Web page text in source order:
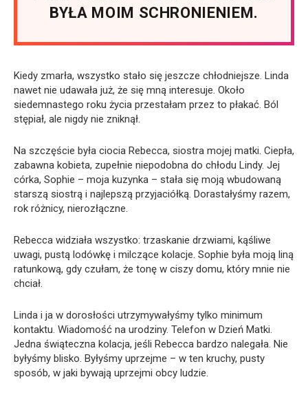
BYŁA MOIM SCHRONIENIEM.
Kiedy zmarła, wszystko stało się jeszcze chłodniejsze. Linda
nawet nie udawała już, że się mną interesuje. Około
siedemnastego roku życia przestałam przez to płakać. Ból
stępiał, ale nigdy nie zniknął.
Na szczęście była ciocia Rebecca, siostra mojej matki. Ciepła,
zabawna kobieta, zupełnie niepodobna do chłodu Lindy. Jej
córka, Sophie – moja kuzynka – stała się moją wbudowaną
starszą siostrą i najlepszą przyjaciółką. Dorastałyśmy razem,
rok różnicy, nierozłączne.
Rebecca widziała wszystko: trzaskanie drzwiami, kąśliwe
uwagi, pustą lodówkę i milczące kolacje. Sophie była moją liną
ratunkową, gdy czułam, że tonę w ciszy domu, który mnie nie
chciał.
Linda i ja w dorosłości utrzymywałyśmy tylko minimum
kontaktu. Wiadomość na urodziny. Telefon w Dzień Matki.
Jedna świąteczna kolacja, jeśli Rebecca bardzo nalegała. Nie
byłyśmy blisko. Byłyśmy uprzejme – w ten kruchy, pusty
sposób, w jaki bywają uprzejmi obcy ludzie.